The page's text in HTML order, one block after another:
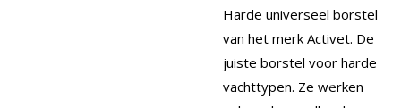
Harde universeel borstel
van het merk Activet. De
juiste borstel voor harde
vachttypen. Ze werken